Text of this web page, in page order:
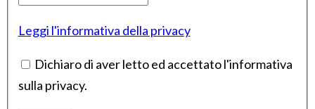
Leggi l'informativa della privacy
Dichiaro di aver letto ed accettato l'informativa
sulla privacy.